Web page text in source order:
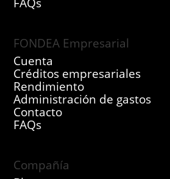
FONDEA Empresarial
Cuenta
Créditos empresariales
Rendimiento
Administración de gastos
Contacto
FAQs
Compañía